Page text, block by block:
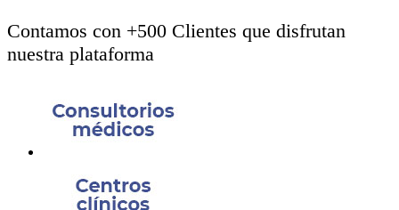
Contamos con +500 Clientes que disfrutan
nuestra plataforma